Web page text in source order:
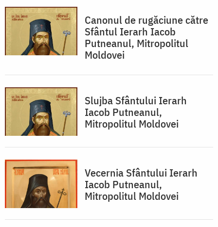
Canonul de rugăciune către
Sfântul Ierarh Iacob
Putneanul, Mitropolitul
Moldovei
Slujba Sfântului Ierarh
Iacob Putneanul,
Mitropolitul Moldovei
Vecernia Sfântului Ierarh
Iacob Putneanul,
Mitropolitul Moldovei